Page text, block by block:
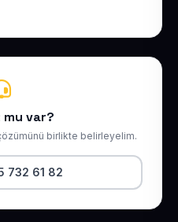
mu var?
birlikte belirleyelim.
732 61 82